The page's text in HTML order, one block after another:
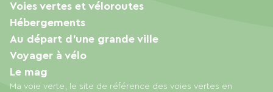
Ma voie verte, le site de référence des voies vertes en
Voies vertes et véloroutes
Hébergements
Au départ d'une grande ville
Voyager à vélo
Le mag